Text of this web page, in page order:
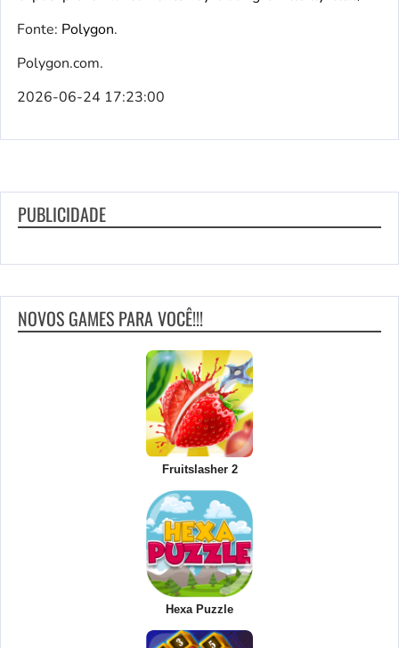
Fonte: Polygon.
Polygon.com.
2026-06-24 17:23:00
PUBLICIDADE
NOVOS GAMES PARA VOCÊ!!!
Fruitslasher 2
Hexa Puzzle